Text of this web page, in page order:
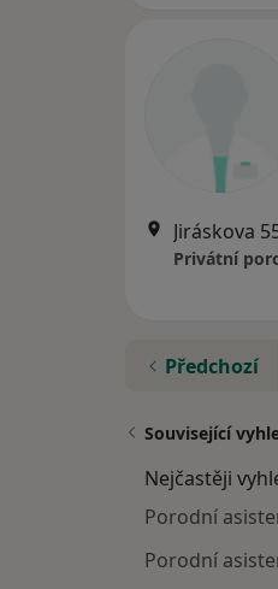
Jiráskova
Privátní
Předchozí
Související
Nejčastěji
Porodní
Porodní